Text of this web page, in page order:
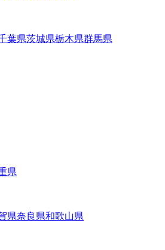
葉県茨城県栃木県群馬県
県
県奈良県和歌山県